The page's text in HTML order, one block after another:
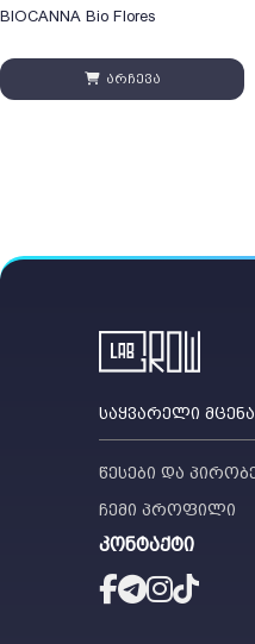
BIOCANNA Bio Flores
არჩევა
საყვარელი
წესები და
ჩემი პროფილი
კონტაქტი